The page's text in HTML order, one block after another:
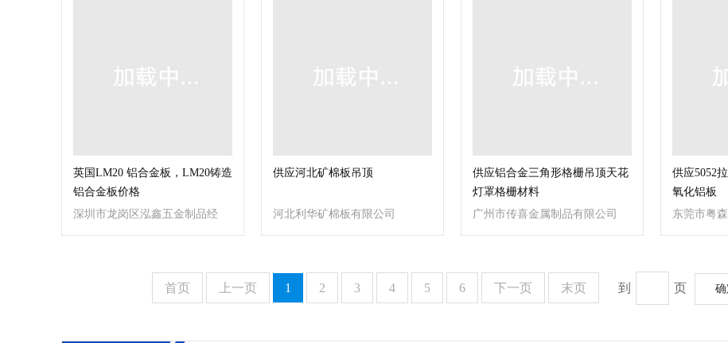
英国LM20 铝合金板，LM20铸造
铝合金板价格
深圳市龙岗区泓鑫五金制品经
营部
供应河北矿棉板吊顶
河北利华矿棉板有限公司
供应铝合金三角形格栅吊顶天花
灯罩格栅材料
广州市传喜金属制品有限公司
供应5052
氧化铝板
东莞市粤
首页 上一页 1 2 3 4 5 6 下一页 末页 到 页 确